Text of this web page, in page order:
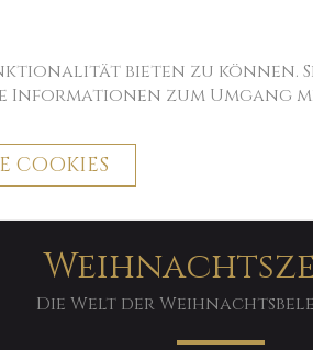
bieten zu
zum Umgang
COOKIES
Die Welt der